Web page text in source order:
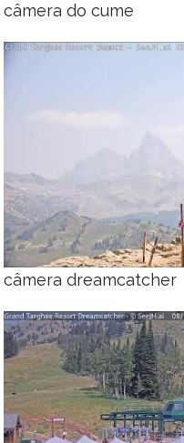
câmera do cume
câmera dreamcatcher